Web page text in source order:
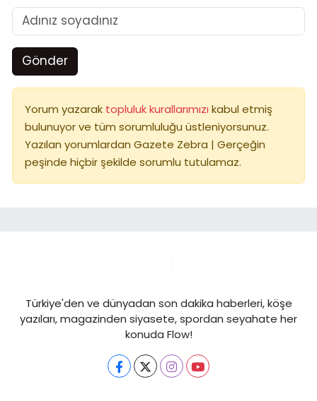
Gönder
Yorum yazarak topluluk kurallarımızı kabul etmiş
bulunuyor ve tüm sorumluluğu üstleniyorsunuz.
Yazılan yorumlardan Gazete Zebra | Gerçeğin
peşinde hiçbir şekilde sorumlu tutulamaz.
Türkiye'den ve dünyadan son dakika haberleri, köşe
yazıları, magazinden siyasete, spordan seyahate her
konuda Flow!